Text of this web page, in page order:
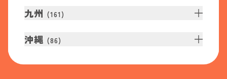
九州 (161 )
沖縄 (86)